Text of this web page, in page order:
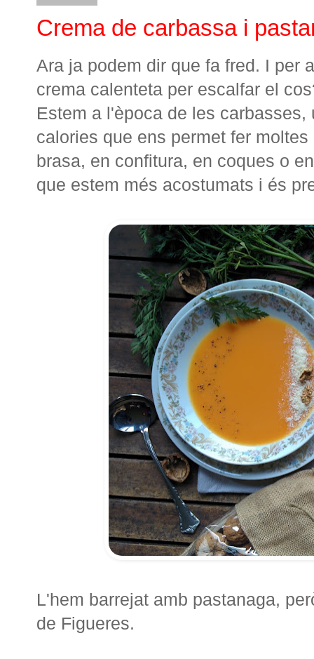
Crema de carbassa i
Ara ja podem dir que fa fred. I per
crema calenteta per escalfar el
Estem a l'època de les
calories que ens permet fer
brasa, en confitura, en coques o
que estem més acostumats i és
L'hem barrejat amb pastanaga,
de Figueres.